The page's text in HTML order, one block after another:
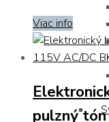
Viac info
pulzný